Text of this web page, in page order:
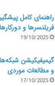
راهنمای کامل
فریلنسرها و دورکارها
19/10/2025
گیمیفیکیشن
و مطالعات موردی
17/10/2025